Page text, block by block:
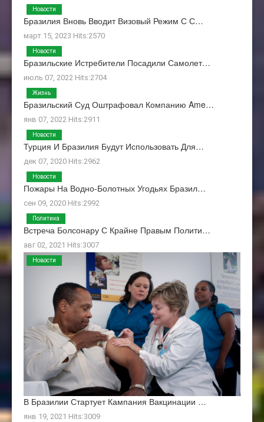
Бразилия Вновь Вводит Визовый Режим С С…
март 15, 2023 Hits:2570
Новости
Бразильские Истребители Посадили Самолет…
июль 07, 2022 Hits:2704
Новости
Бразильский Суд Оштрафовал Компанию Ame…
янв 07, 2022 Hits:2911
Жизнь
Турция И Бразилия Будут Использовать Для…
дек 07, 2020 Hits:2962
Новости
Пожары На Водно-Болотных Угодьях Бразил…
сен 09, 2020 Hits:2992
Новости
Встреча Болсонару С Крайне Правым Полити…
авг 02, 2021 Hits:3007
Политика
В Бразилии Стартует Кампания Вакцинации …
янв 19, 2021 Hits:3009
Новости